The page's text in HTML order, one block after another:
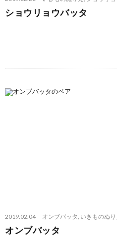
ショウリョウバッタ
2019.02.04 オンブバッタ, いきものぬり
オンブバッタ